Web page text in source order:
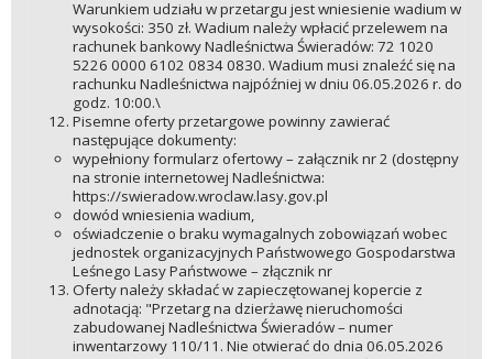
Warunkiem udziału w przetargu jest wniesienie wadium w
wysokości: 350 zł. Wadium należy wpłacić przelewem na
rachunek bankowy Nadleśnictwa Świeradów: 72 1020
5226 0000 6102 0834 0830. Wadium musi znaleźć się na
rachunku Nadleśnictwa najpóźniej w dniu 06.05.2026 r. do
godz. 10:00.\
Pisemne oferty przetargowe powinny zawierać
następujące dokumenty:
wypełniony formularz ofertowy – załącznik nr 2 (dostępny
na stronie internetowej Nadleśnictwa:
https://swieradow.wroclaw.lasy.gov.pl
dowód wniesienia wadium,
oświadczenie o braku wymagalnych zobowiązań wobec
jednostek organizacyjnych Państwowego Gospodarstwa
Leśnego Lasy Państwowe – złącznik nr
Oferty należy składać w zapieczętowanej kopercie z
adnotacją: "Przetarg na dzierżawę nieruchomości
zabudowanej Nadleśnictwa Świeradów – numer
inwentarzowy 110/11. Nie otwierać do dnia 06.05.2026